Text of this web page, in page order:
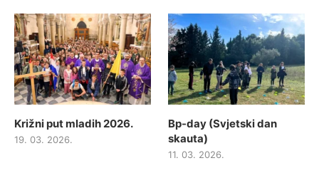
Križni put mladih 2026.
19. 03. 2026.
Bp-day (Svjetski dan
skauta)
11. 03. 2026.